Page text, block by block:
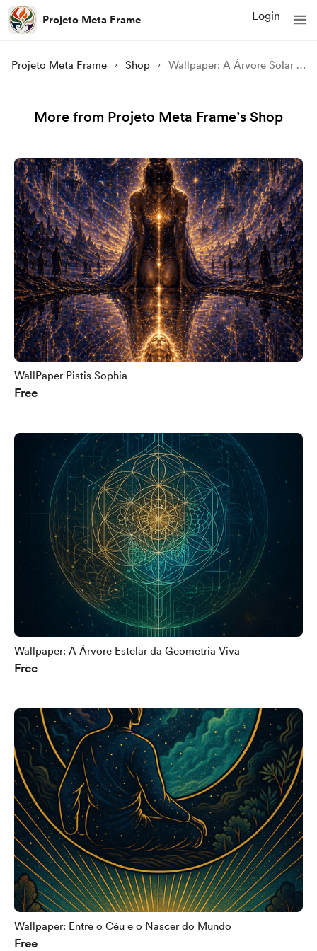
Projeto Meta Frame Login
Projeto Meta Frame Shop Wallpaper: A Árvore Solar — Raízes de Ouro, Folhas de Luz
More from Projeto Meta Frame’s Shop
WallPaper Pistis Sophia
Free
Wallpaper: A Árvore Estelar da Geometria Viva
Free
Wallpaper: Entre o Céu e o Nascer do Mundo
Free